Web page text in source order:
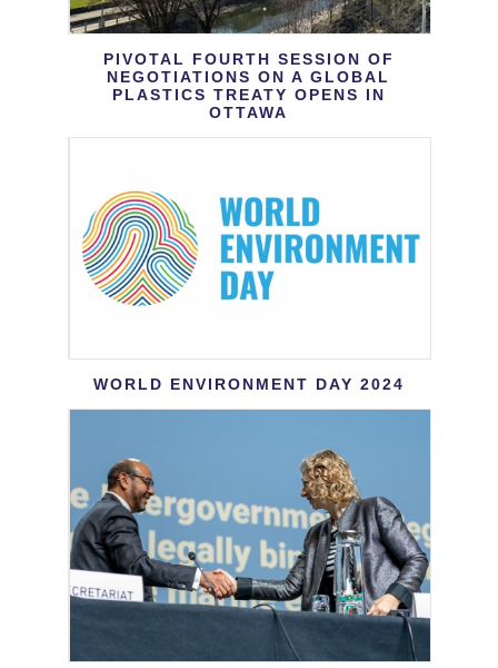
PIVOTAL FOURTH SESSION OF
NEGOTIATIONS ON A GLOBAL
PLASTICS TREATY OPENS IN
OTTAWA
WORLD ENVIRONMENT DAY 2024